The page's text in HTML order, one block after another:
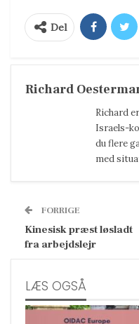
Del
Richard
Richard
Israels-
du flere
med
FORRIGE
Kinesisk præst løsladt
fra arbejdslejr
LÆS OGSÅ